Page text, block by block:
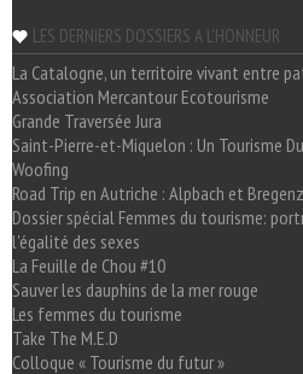
LES DERNIERS DOSSIERS A L'HONNEUR
La Catalogne, un territoire vivant entre
Association Mercantour Ecotourisme
Grande Traversée Jura
Saint-Pierre-et-Miquelon : Un Tourisme
Woofing
Road Trip en Autriche : Alpbach et
Dossier spécial Femmes du tourisme:
l'égalité des sexes
La Feuille de Chou #10
Sauver les dauphins de la mer rouge
Les femmes du tourisme
Take The M.E.D
Colloque « Tourisme du futur »